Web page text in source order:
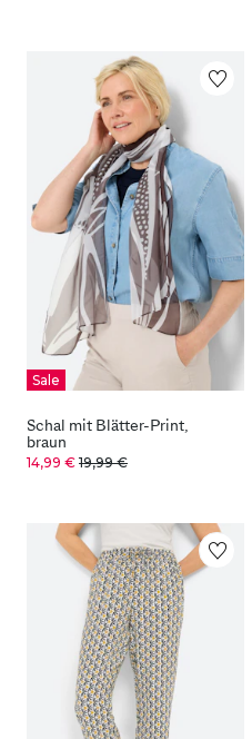
Sale
Schal mit Blätter-Print,
braun
14,99 € 19,99 €